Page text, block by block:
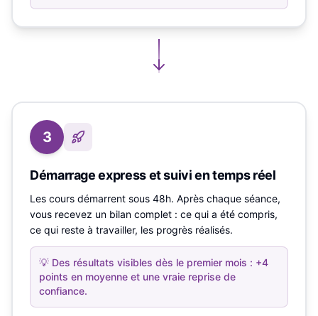
3
Démarrage express et suivi en temps réel
Les cours démarrent sous 48h. Après chaque séance,
vous recevez un bilan complet : ce qui a été compris,
ce qui reste à travailler, les progrès réalisés.
💡 Des résultats visibles dès le premier mois : +4
points en moyenne et une vraie reprise de
confiance.